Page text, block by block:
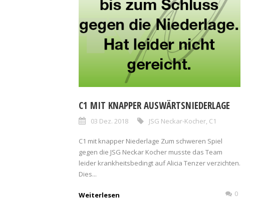
C1 MIT KNAPPER AUSWÄRTSNIEDERLAGE
03 Dez. 2018 JSG Neckar-Kocher, C1
C1 mit knapper Niederlage Zum schweren Spiel
gegen die JSG Neckar Kocher musste das Team
leider krankheitsbedingt auf Alicia Tenzer verzichten.
Dies...
Weiterlesen 0